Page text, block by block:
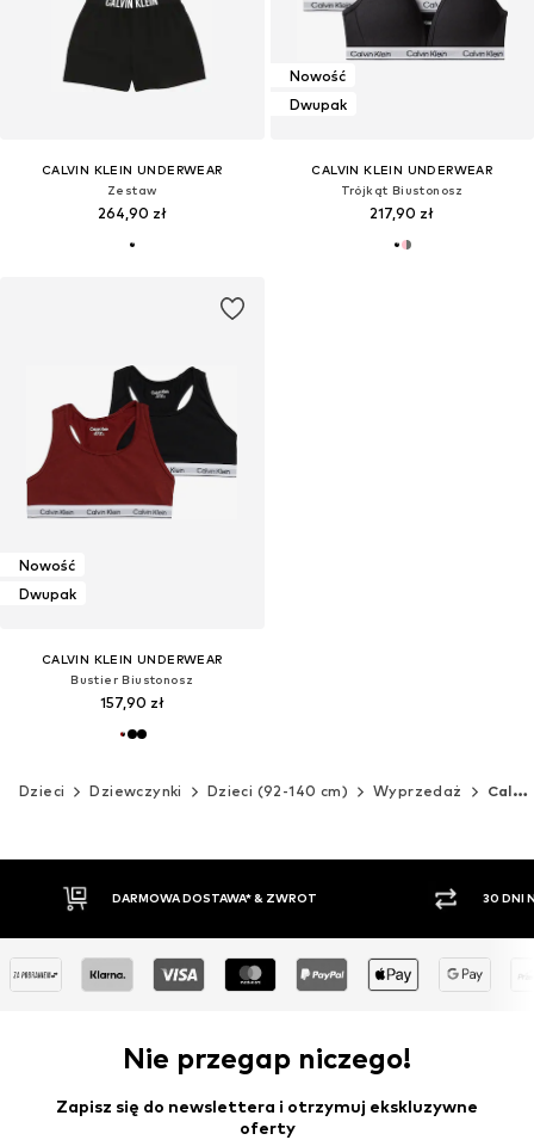
CALVIN KLEIN UNDERWEAR
Zestaw
264,90 zł
Nowość
Dwupak
CALVIN KLEIN UNDERWEAR
Trójkąt Biustonosz
217,90 zł
Nowość
Dwupak
CALVIN KLEIN UNDERWEAR
Bustier Biustonosz
157,90 zł
Dzieci Dziewczynki Dzieci (92-140 cm) Wyprzedaż Calvin Klein Underwear
30 DNI NA ZWROT TOWARU
Nie przegap niczego!
Zapisz się do newslettera i otrzymuj ekskluzywne
oferty